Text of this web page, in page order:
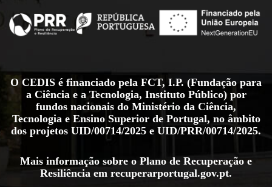
O CEDIS é financiado pela FCT, I.P. (Fundação para
a Ciência e a Tecnologia, Instituto Público) por
fundos nacionais do Ministério da Ciência,
Tecnologia e Ensino Superior de Portugal, no âmbito
dos projetos UID/00714/2025 e UID/PRR/00714/2025.
Mais informação sobre o Plano de Recuperação e
Resiliência em recuperarportugal.gov.pt.